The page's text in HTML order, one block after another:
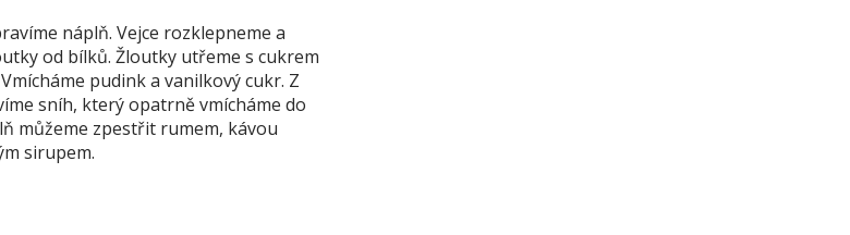
náplň. Vejce rozklepneme a
od bílků. Žloutky utřeme s cukrem
pudink a vanilkový cukr. Z
sníh, který opatrně vmícháme do
můžeme zpestřit rumem, kávou
sirupem.